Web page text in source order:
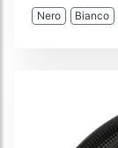
Nero Bianco